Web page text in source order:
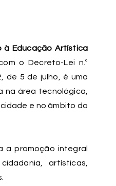
à Educação Artística
o Decreto-Lei n.º
de 5 de julho, é uma
na área tecnológica,
e no âmbito do
a promoção integral
artísticas,